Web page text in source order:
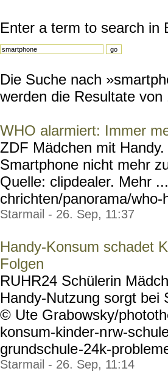
Enter a term to search in
Die Suche nach
werden die Resultate von
WHO alarmiert: Immer
ZDF Mädchen mit
Smartphone nicht mehr
Quelle: clipdealer. Mehr
chrichten/panorama/who-
Starmail - 26. Sep, 11:37
Handy-Konsum schadet
Folgen
RUHR24 Schülerin
Handy-Nutzung sorgt bei
© Ute Grabowsky/
konsum-kinder-nrw-
grundschule-24k-
Starmail - 26. Sep, 11:14